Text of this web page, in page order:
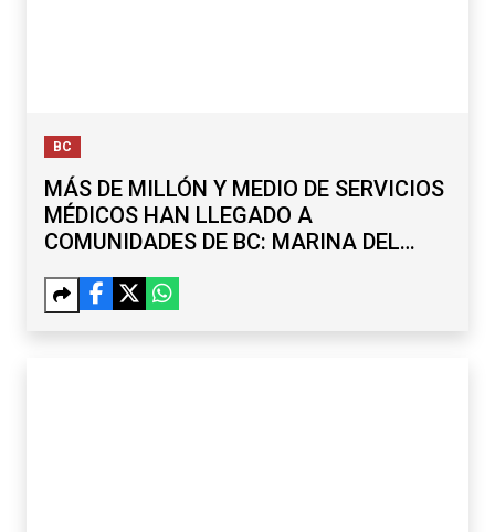
BC
MÁS DE MILLÓN Y MEDIO DE SERVICIOS
MÉDICOS HAN LLEGADO A
COMUNIDADES DE BC: MARINA DEL